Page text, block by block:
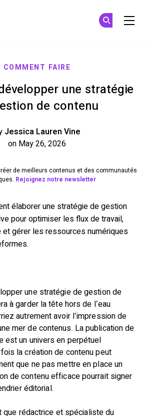
COMMENT FAIRE
une stratégie
de contenu
Jessica Lauren Vine
on May 26, 2026
de meilleurs contenus et des communautés
Rejoignez notre newsletter
élaborer une stratégie de gestion
pour optimiser les flux de travail,
et gérer les ressources numériques
une stratégie de gestion de
à garder la tête hors de l’eau
autrement avoir l’impression de
mer de contenus. La publication de
est un univers en perpétuel
la création de contenu peut
que ne pas mettre en place un
de contenu efficace pourrait signer
éditorial.
que rédactrice et spécialiste du